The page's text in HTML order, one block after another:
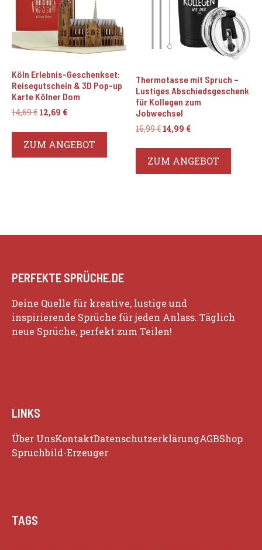
Köln Erlebnis-Geschenkset:
Reisegutschein & 3D Pop-up
Karte Kölner Dom
14,69€ Ursprünglicher
war:
14,69 €
12,69 €Aktueller
ist:
12,69 €.
ZUM ANGEBOT
Thermotasse mit Spruch –
Lustiges Abschiedsgeschenk
für Kollegen zum
Jobwechsel
16,99€ Ursprünglicher
war:
16,99 €
14,99 €Aktueller
ist:
14,99 €.
ZUM ANGEBOT
PERFEKTE SPRÜCHE.DE
Deine Quelle für kreative, lustige und
inspirierende Sprüche für jeden Anlass. Täglich
neue Sprüche, perfekt zum Teilen!
LINKS
Über UnsKontaktDatenschutzerklärungAGBShop
Spruchbild-Erzeuger
TAGS